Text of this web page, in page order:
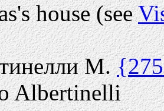
house (see
М.
Albertinelli